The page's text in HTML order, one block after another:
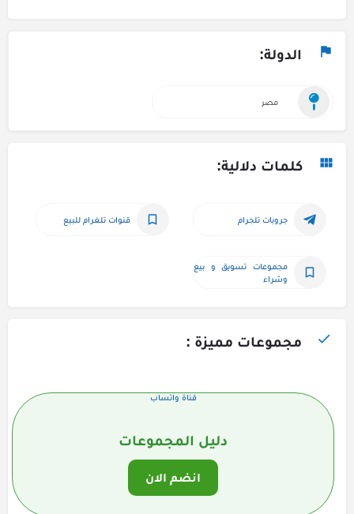
الدولة:
مصر
كلمات دلالية:
جروبات تلجرام قنوات تلغرام للبيع
وشراء
مجموعات مميزة :
قناة واتساب
دليل المجموعات
انضم الان